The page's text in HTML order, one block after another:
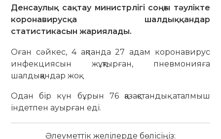
Денсаулық сақтау министрлігі соңғы тәулікте
коронавирусқа шалдыққандар
статистикасын жариялады.
Оған сәйкес, 4 ақпанда 27 адам коронавирус
инфекциясын жұқтырған, пневмонияға
шалдыққандар жоқ.
Одан бір күн бұрын 76 қазақстандық аталмыш
індетпен ауырған еді.
Әлеуметтік желілерде бөлісіңіз: